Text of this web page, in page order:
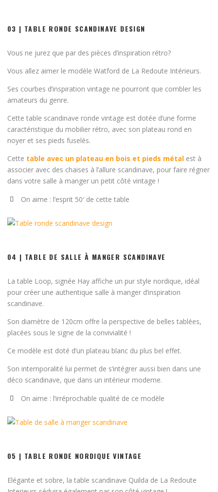
03 | TABLE RONDE SCANDINAVE DESIGN
Vous ne jurez que par des pièces d’inspiration rétro?
Vous allez aimer le modèle Watford de La Redoute Intérieurs.
Ses courbes d’inspiration vintage ne pourront que combler les
amateurs du genre.
Cette table scandinave ronde vintage est dotée d’une forme
caractéristique du mobilier rétro, avec son plateau rond en
noyer et ses pieds fuselés.
Cette table avec un plateau en bois et pieds métal est à
associer avec des chaises à l’allure scandinave, pour faire régner
dans votre salle à manger un petit côté vintage !
On aime : l’esprit 50′ de cette table
04 | TABLE DE SALLE À MANGER SCANDINAVE
La table Loop, signée Hay affiche un pur style nordique, idéal
pour créer une authentique salle à manger d’inspiration
scandinave.
Son diamètre de 120cm offre la perspective de belles tablées,
placées sous le signe de la convivialité !
Ce modèle est doté d’un plateau blanc du plus bel effet.
Son intemporalité lui permet de s’intégrer aussi bien dans une
déco scandinave, que dans un intérieur moderne.
On aime : l’irréprochable qualité de ce modèle
05 | TABLE RONDE NORDIQUE VINTAGE
Elégante et sobre, la table scandinave Quilda de La Redoute